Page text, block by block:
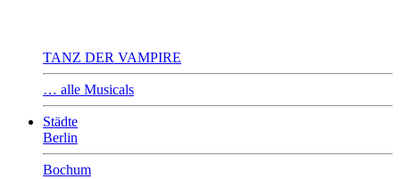
TANZ DER VAMPIRE
… alle Musicals
Städte
Berlin
Bochum